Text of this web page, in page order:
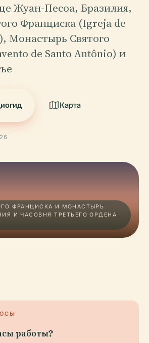
Жуан-Песоа, Бразилия,
Франциска (Igreja de
Монастырь Святого
de Santo Antônio) и
Карта
ФРАНЦИСКА И МОНАСТЫРЬ
И ЧАСОВНЯ ТРЕТЬЕГО ОРДЕНА ·
работы?